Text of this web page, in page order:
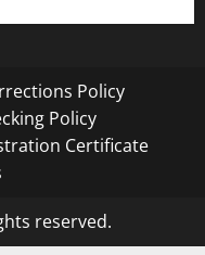
Policy
Policy
Certificate
reserved.